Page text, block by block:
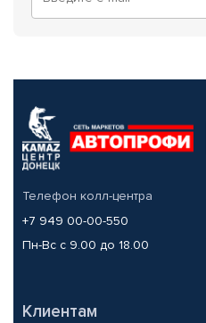
Телефон колл-центра
+7 949 00-00-550
Пн-Вс с 9.00 до 18.00
Клиентам